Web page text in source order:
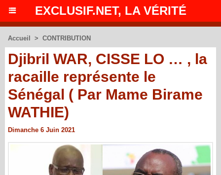
EXCLUSIF.NET, LA VÉRITÉ
Accueil > CONTRIBUTION
Djibril WAR, CISSE LO … , la
racaille représente le
Sénégal ( Par Mame Birame
WATHIE)
Dimanche 6 Juin 2021